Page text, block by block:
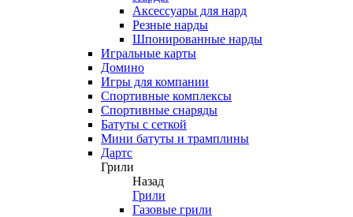
Аксессуары для нард
Резные нарды
Шпонированные нарды
Игральные карты
Домино
Игры для компании
Спортивные комплексы
Спортивные снаряды
Батуты с сеткой
Мини батуты и трамплины
Дартс
Грили
Назад
Грили
Газовые грили